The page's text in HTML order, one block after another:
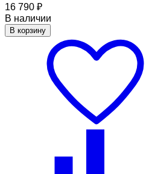
16 790 ₽
В наличии
В корзину